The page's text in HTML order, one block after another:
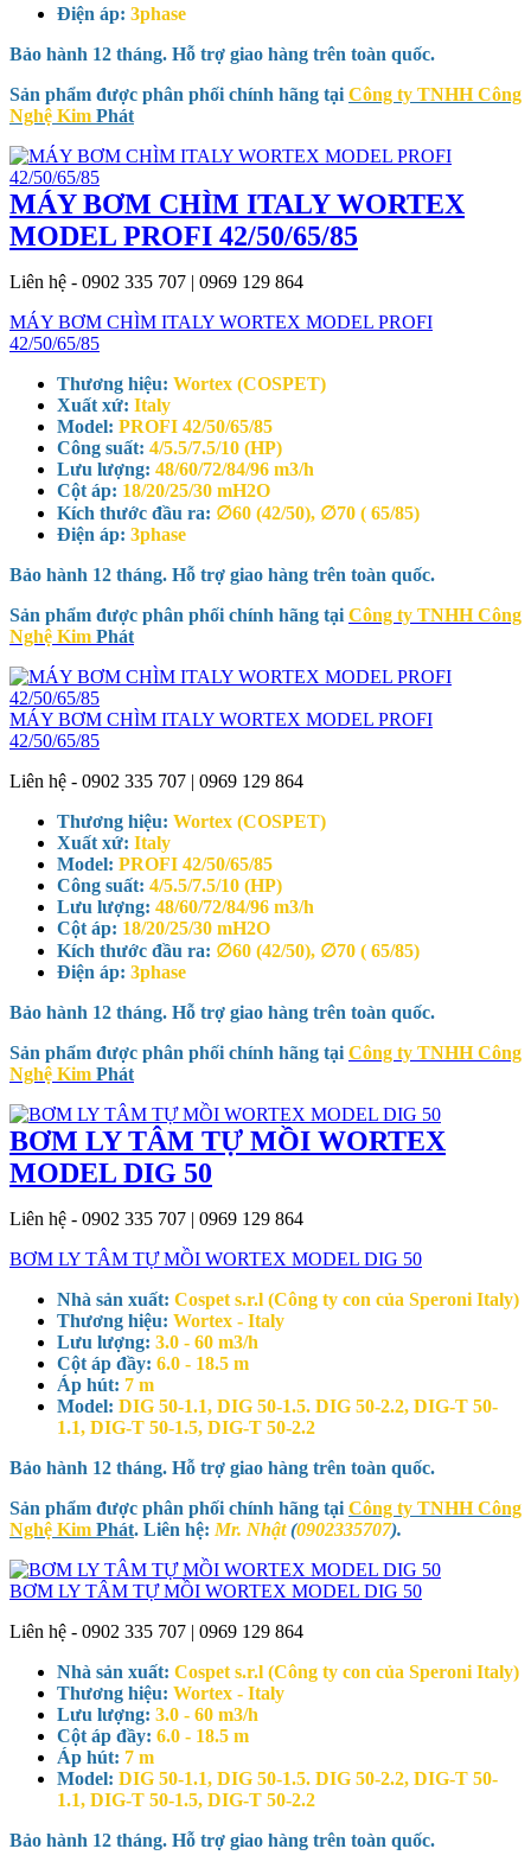
Điện áp: 3phase
Bảo hành 12 tháng. Hỗ trợ giao hàng trên toàn quốc.
Sản phẩm được phân phối chính hãng tại Công ty TNHH Công
Nghệ Kim Phát
MÁY BƠM CHÌM ITALY WORTEX
MODEL PROFI 42/50/65/85
Liên hệ - 0902 335 707 | 0969 129 864
MÁY BƠM CHÌM ITALY WORTEX MODEL PROFI
42/50/65/85
Thương hiệu: Wortex (COSPET)
Xuất xứ: Italy
Model: PROFI 42/50/65/85
Công suất: 4/5.5/7.5/10 (HP)
Lưu lượng: 48/60/72/84/96 m3/h
Cột áp: 18/20/25/30 mH2O
Kích thước đầu ra: ∅60 (42/50), ∅70 ( 65/85)
Điện áp: 3phase
Bảo hành 12 tháng. Hỗ trợ giao hàng trên toàn quốc.
Sản phẩm được phân phối chính hãng tại Công ty TNHH Công
Nghệ Kim Phát
MÁY BƠM CHÌM ITALY WORTEX MODEL PROFI
42/50/65/85
Liên hệ - 0902 335 707 | 0969 129 864
Thương hiệu: Wortex (COSPET)
Xuất xứ: Italy
Model: PROFI 42/50/65/85
Công suất: 4/5.5/7.5/10 (HP)
Lưu lượng: 48/60/72/84/96 m3/h
Cột áp: 18/20/25/30 mH2O
Kích thước đầu ra: ∅60 (42/50), ∅70 ( 65/85)
Điện áp: 3phase
Bảo hành 12 tháng. Hỗ trợ giao hàng trên toàn quốc.
Sản phẩm được phân phối chính hãng tại Công ty TNHH Công
Nghệ Kim Phát
BƠM LY TÂM TỰ MỒI WORTEX
MODEL DIG 50
Liên hệ - 0902 335 707 | 0969 129 864
BƠM LY TÂM TỰ MỒI WORTEX MODEL DIG 50
Nhà sản xuất: Cospet s.r.l (Công ty con của Speroni Italy)
Thương hiệu: Wortex - Italy
Lưu lượng: 3.0 - 60 m3/h
Cột áp đầy: 6.0 - 18.5 m
Áp hút: 7 m
Model: DIG 50-1.1, DIG 50-1.5. DIG 50-2.2, DIG-T 50-
1.1, DIG-T 50-1.5, DIG-T 50-2.2
Bảo hành 12 tháng. Hỗ trợ giao hàng trên toàn quốc.
Sản phẩm được phân phối chính hãng tại Công ty TNHH Công
Nghệ Kim Phát. Liên hệ: Mr. Nhật(0902335707).
BƠM LY TÂM TỰ MỒI WORTEX MODEL DIG 50
Liên hệ - 0902 335 707 | 0969 129 864
Nhà sản xuất: Cospet s.r.l (Công ty con của Speroni Italy)
Thương hiệu: Wortex - Italy
Lưu lượng: 3.0 - 60 m3/h
Cột áp đầy: 6.0 - 18.5 m
Áp hút: 7 m
Model: DIG 50-1.1, DIG 50-1.5. DIG 50-2.2, DIG-T 50-
1.1, DIG-T 50-1.5, DIG-T 50-2.2
Bảo hành 12 tháng. Hỗ trợ giao hàng trên toàn quốc.